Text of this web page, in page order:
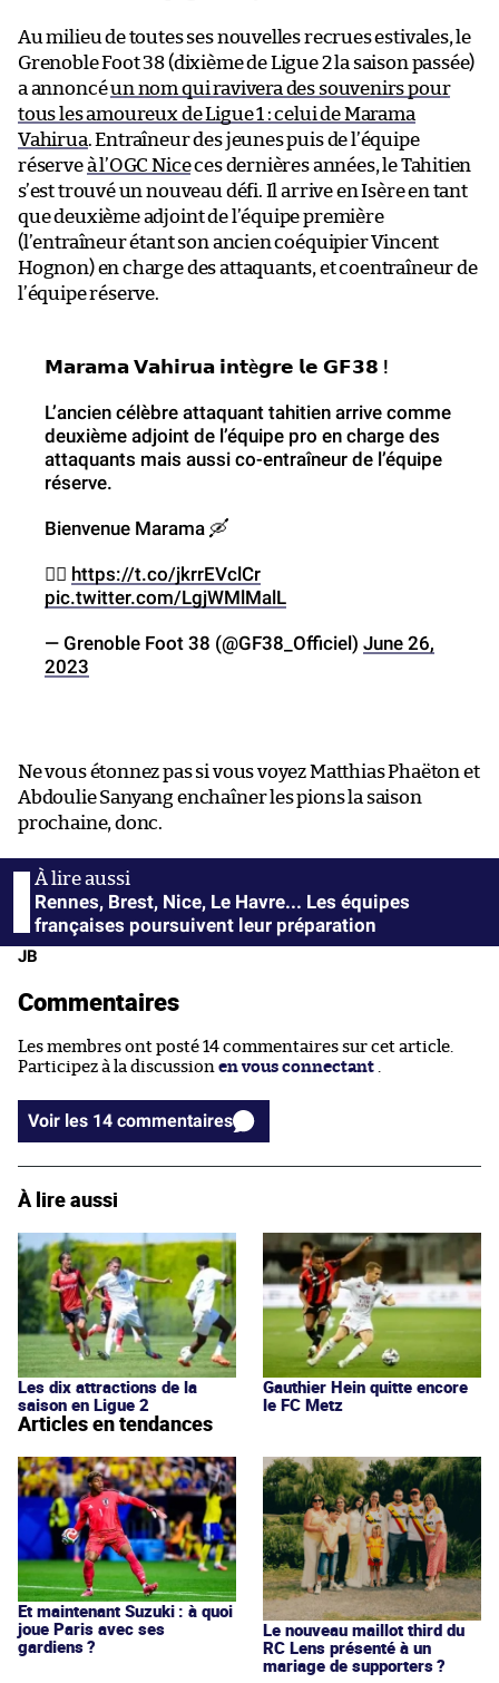
Au milieu de toutes ses nouvelles recrues estivales, le
Grenoble Foot 38 (dixième de Ligue 2 la saison passée)
a annoncéun nom qui ravivera des souvenirs pour
tous les amoureux de Ligue 1 : celui de Marama
Vahirua. Entraîneur des jeunes puis de l’équipe
réserveà l’OGC Niceces dernières années, le Tahitien
s’est trouvé un nouveau défi. Il arrive en Isère en tant
que deuxième adjoint de l’équipe première
(l’entraîneur étant son ancien coéquipier Vincent
Hognon) en charge des attaquants, et coentraîneur de
l’équipe réserve.
𝗠𝗮𝗿𝗮𝗺𝗮 𝗩𝗮𝗵𝗶𝗿𝘂𝗮 𝗶𝗻𝘁è𝗴𝗿𝗲 𝗹𝗲 𝗚𝗙𝟯𝟴 !
L’ancien célèbre attaquant tahitien arrive comme
deuxième adjoint de l’équipe pro en charge des
attaquants mais aussi co-entraîneur de l’équipe
réserve.
Bienvenue Marama 🛶
👉🏼 https://t.co/jkrrEVclCr
pic.twitter.com/LgjWMlMalL
— Grenoble Foot 38 (@GF38_Officiel) June 26,
2023
Ne vous étonnez pas si vous voyez Matthias Phaëton et
Abdoulie Sanyang enchaîner les pions la saison
prochaine, donc.
Rennes, Brest, Nice, Le Havre... Les équipes
françaises poursuivent leur préparation
JB
Commentaires
Les membres ont posté 14 commentaires sur cet article.
Participez à la discussion en vous connectant
Voir les 14 commentaires
À lire aussi
Les dix attractions de la
saison en Ligue 2
Gauthier Hein quitte encore
le FC Metz
Articles en tendances
Et maintenant Suzuki : à quoi
joue Paris avec ses
gardiens ?
Le nouveau maillot third du
RC Lens présenté à un
mariage de supporters ?